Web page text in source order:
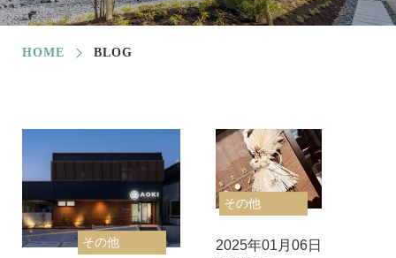
HOME BLOG
その他
その他
2025年01月06日